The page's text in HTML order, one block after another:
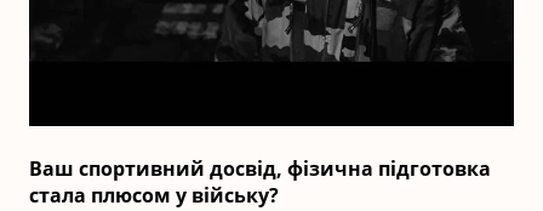
Ваш спортивний досвід, фізична підготовка
стала плюсом у війську?